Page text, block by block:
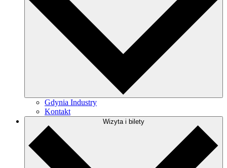
Gdynia Industry
Kontakt
Wizyta i bilety